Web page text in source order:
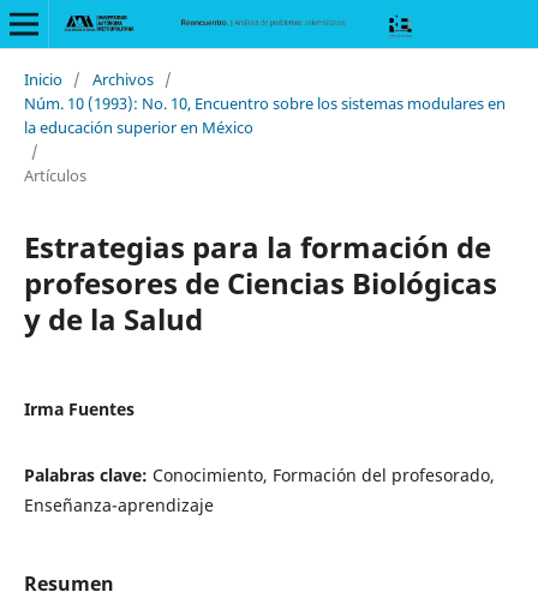
Inicio / Archivos /
Núm. 10 (1993): No. 10, Encuentro sobre los sistemas modulares en
la educación superior en México
/
Artículos
Estrategias para la formación de
profesores de Ciencias Biológicas
y de la Salud
Irma Fuentes
Palabras clave: Conocimiento, Formación del profesorado,
Enseñanza-aprendizaje
Resumen